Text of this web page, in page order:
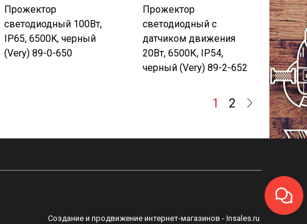
Прожектор
светодиодный 100Вт,
IP65, 6500K, черный
(Very) 89-0-650
Прожектор
светодиодный с
датчиком движения
20Вт, 6500К, IP54,
черный (Very) 89-2-652
1 2
Создание и продвижение интернет-магазинов - Insales.ru